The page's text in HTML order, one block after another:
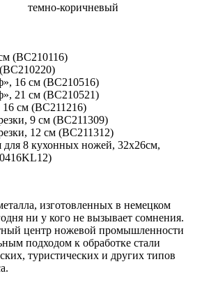
темно-коричневый
(BC210116)
16 см (BC210516)
21 см (BC210521)
см (BC211216)
9 см (BC211309)
12 см (BC211312)
для 8 кухонных ножей, 32х26см,
изготовленных в немецком
ни у кого не вызывает сомнения.
центр ножевой промышленности
подходом к обработке стали
туристических и других типов